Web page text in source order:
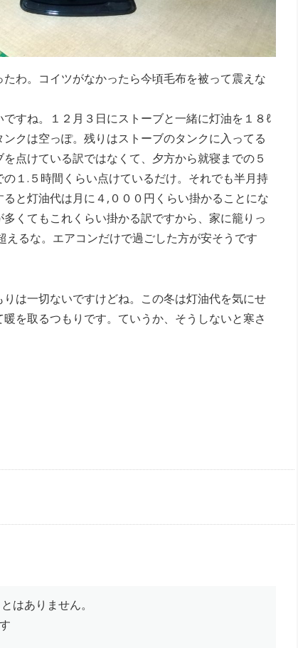
わ。コイツがなかったら今頃毛布を被って震えな
すね。１２月３日にストーブと一緒に灯油を１８ℓ
クは空っぽ。残りはストーブのタンクに入ってる
点けている訳ではなくて、夕方から就寝までの５
１.５時間くらい点けているだけ。それでも半月持
と灯油代は月に４,０００円くらい掛かることにな
くてもこれくらい掛かる訳ですから、家に籠りっ
えるな。エアコンだけで過ごした方が安そうです
は一切ないですけどね。この冬は灯油代を気にせ
を取るつもりです。ていうか、そうしないと寒さ
はありません。